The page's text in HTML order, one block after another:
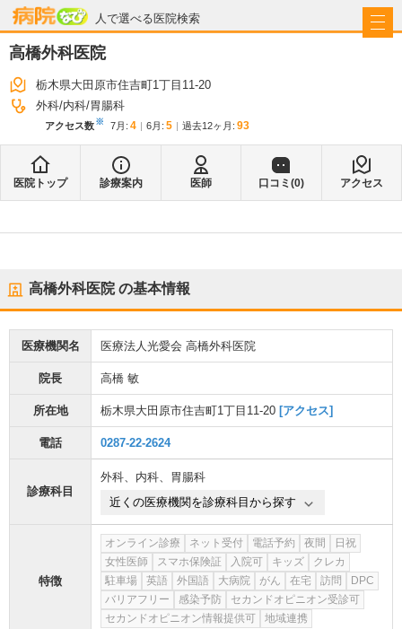
人で選べる医院検索
病院なび
高橋外科医院
栃木県大田原市住吉町1丁目11-20
外科 内科 胃腸科
アクセス数※ 7月 : 4 6月 : 5 過去12ヶ月: 93
医院トップ 診療案内 医師 口コミ(0) アクセス
高橋外科医院の基本情報
医療機関名 医療法人光愛会 高橋外科医院
院長 高橋 敏
所在地 栃木県大田原市住吉町1丁目11-20 [アクセス]
電話 0287-22-2624
診療科目
外科、 内科、 胃腸科
近くの医療機関を診療科目から探す
特徴
オンライン診療 ネット受付 電話予約 夜間
日祝
女性医師
スマホ保険証 入院可 キッズ
クレカ
駐車場
英語 外国語 大病院 がん 在宅 訪問
DPC
バリアフリー
感染予防
セカンドオピニオン受診可
セカンドオピニオン情報提供可
地域連携